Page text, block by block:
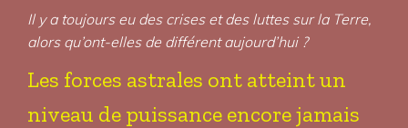
Il y a toujours eu des crises et des luttes sur la Terre,
alors qu’ont-elles de différent aujourd’hui ?
Les forces astrales ont atteint un
niveau de puissance encore jamais